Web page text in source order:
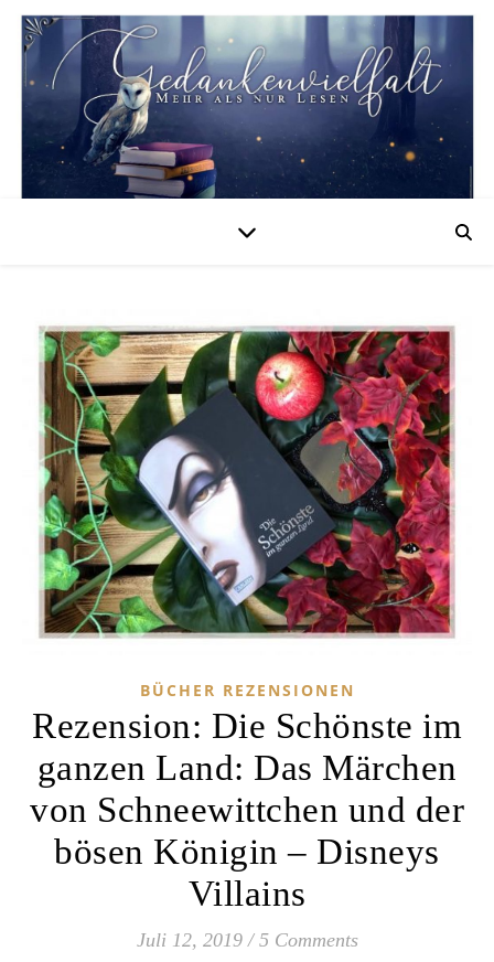
BÜCHER REZENSIONEN
Rezension: Die Schönste im
ganzen Land: Das Märchen
von Schneewittchen und der
bösen Königin – Disneys
Villains
Juli 12, 2019 / 5 Comments